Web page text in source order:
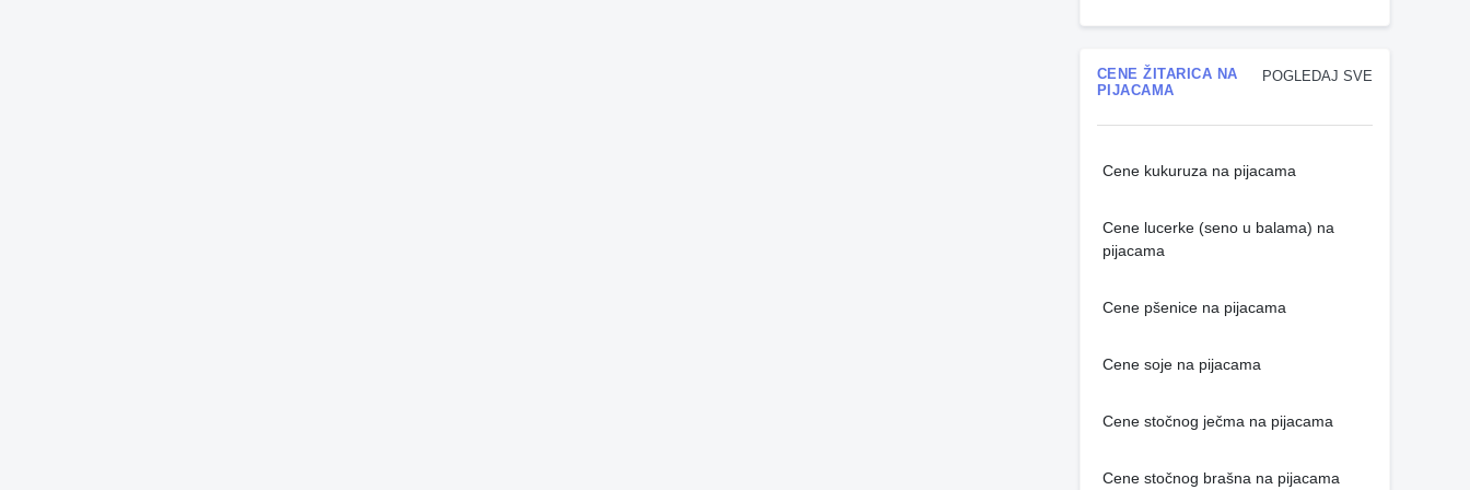
POGLEDAJ SVE
CENE ŽITARICA NA
PIJACAMA
Cene kukuruza na pijacama
Cene lucerke (seno u balama) na
pijacama
Cene pšenice na pijacama
Cene soje na pijacama
Cene stočnog ječma na pijacama
Cene stočnog brašna na pijacama